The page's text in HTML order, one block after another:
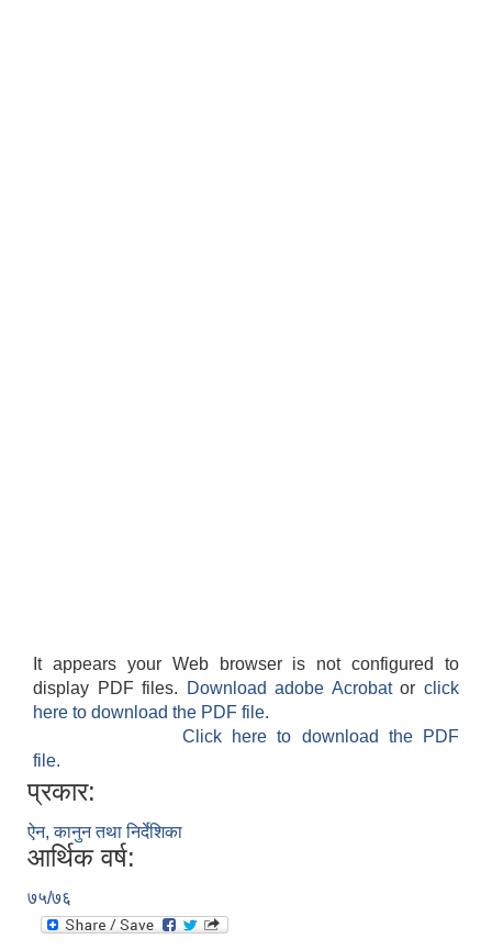
It appears your Web browser is not configured to
display PDF files.
Download adobe Acrobatorclick
here to download the PDF file.
Click here to download the PDF
file.
प्रकार:
ऐन, कानुन तथा निर्देशिका
आर्थिक वर्ष:
७५/७६